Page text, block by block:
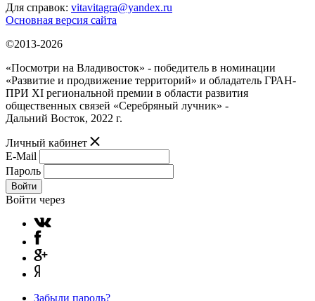
Для справок: vitavitagra@yandex.ru
Основная версия сайта
©2013-2026
«Посмотри на Владивосток» - победитель в номинации
«Развитие и продвижение территорий» и обладатель ГРАН-
ПРИ XI региональной премии в области развития
общественных связей «Серебряный лучник» -
Дальний Восток, 2022 г.
Личный кабинет
E-Mail
Пароль
Войти
Войти через
Забыли пароль?